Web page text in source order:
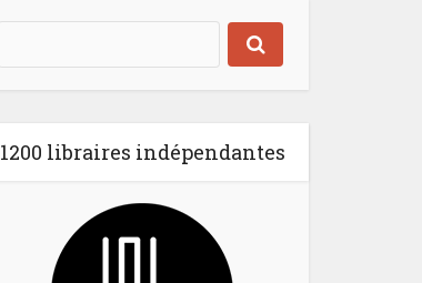
1200 libraires indépendantes